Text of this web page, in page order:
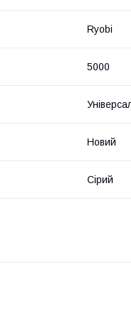
Ryobi
5000
Новий
Сірий